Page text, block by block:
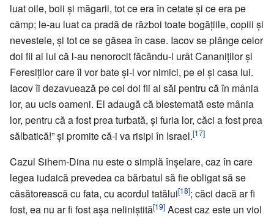
luat oile, boii și măgarii, tot ce era în cetate și ce era pe
câmp; le-au luat ca pradă de război toate bogățiile, copiii și
nevestele, și tot ce se găsea în case. Iacov se plânge celor
doi fii ai lui că l-au nenorocit făcându-l urât Cananiților și
Feresiților care îl vor bate și-l vor nimici, pe el și casa lui.
Iacov îi dezavuează pe cei doi fii ai săi pentru că în mânia
lor, au ucis oameni. El adaugă că blestemată este mânia
lor, pentru că a fost prea turbată, și furia lor, căci a fost prea
sălbatică!” și promite că-i va risipi în Israel.[17]
Cazul Sihem-Dina nu este o simplă înșelare, caz în care
legea iudaică prevedea ca bărbatul să fie obligat să se
căsătorească cu fata, cu acordul tatălui[18]; căci dacă ar fi
fost, ea nu ar fi fost așa neliniștită[19] Acest caz este un viol